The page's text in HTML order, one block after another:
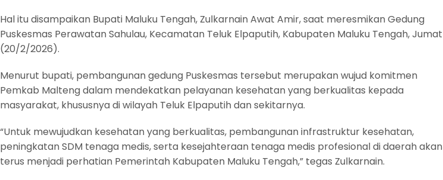
Hal itu disampaikan Bupati Maluku Tengah, Zulkarnain Awat Amir, saat meresmikan Gedung
Puskesmas Perawatan Sahulau, Kecamatan Teluk Elpaputih, Kabupaten Maluku Tengah, Jumat
(20/2/2026).
Menurut bupati, pembangunan gedung Puskesmas tersebut merupakan wujud komitmen
Pemkab Malteng dalam mendekatkan pelayanan kesehatan yang berkualitas kepada
masyarakat, khususnya di wilayah Teluk Elpaputih dan sekitarnya.
“Untuk mewujudkan kesehatan yang berkualitas, pembangunan infrastruktur kesehatan,
peningkatan SDM tenaga medis, serta kesejahteraan tenaga medis profesional di daerah akan
terus menjadi perhatian Pemerintah Kabupaten Maluku Tengah,” tegas Zulkarnain.